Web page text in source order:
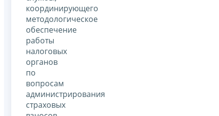
координирующего
методологическое
обеспечение
работы
налоговых
органов
по
вопросам
администрирования
страховых